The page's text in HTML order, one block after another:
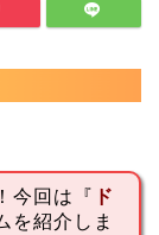
今回は『 ド
を紹介しま